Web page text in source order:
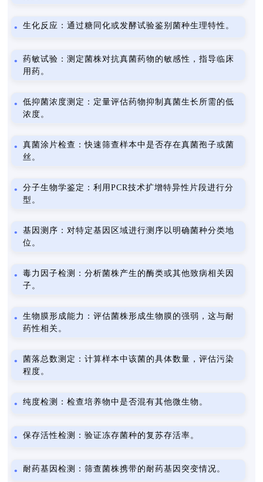
生化反应：通过糖同化或发酵试验鉴别菌种生理特性。
药敏试验：测定菌株对抗真菌药物的敏感性，指导临床
用药。
低抑菌浓度测定：定量评估药物抑制真菌生长所需的低
浓度。
真菌涂片检查：快速筛查样本中是否存在真菌孢子或菌
丝。
分子生物学鉴定：利用PCR技术扩增特异性片段进行分
型。
基因测序：对特定基因区域进行测序以明确菌种分类地
位。
毒力因子检测：分析菌株产生的酶类或其他致病相关因
子。
生物膜形成能力：评估菌株形成生物膜的强弱，这与耐
药性相关。
菌落总数测定：计算样本中该菌的具体数量，评估污染
程度。
纯度检测：检查培养物中是否混有其他微生物。
保存活性检测：验证冻存菌种的复苏存活率。
耐药基因检测：筛查菌株携带的耐药基因突变情况。